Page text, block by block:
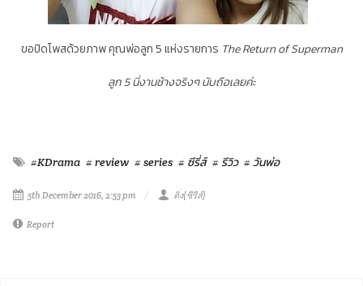
ขอปิดโพสด้วยภาพ คุณพ่อลูก 5 แห่งรายการ The Return of Superman
ลูก 5 นี่งานช้างจริงๆ นับถือเลยค่ะ
#KDrama # review # series # ซีรี่ส์ # รีวิว # วันพ่อ
5th December 2016, 2:53 pm ติ่ง(ซีรีส์)
Report